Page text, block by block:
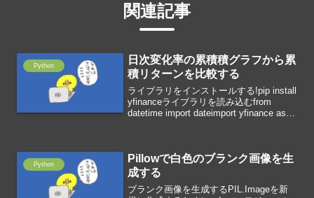
関連記事
Python
日次変化率の累積積グラフから累
積リターンを比較する
ライブラリをインストールする!pip install
yfinanceライブラリを読み込むfrom
datetime import dateimport yfinance as
Python
Pillowで白色のブランク画像を生
成する
ブランク画像を生成するPIL.Imageを新